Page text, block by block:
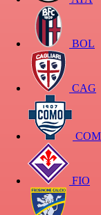
BOL
CAG
COM
FIO